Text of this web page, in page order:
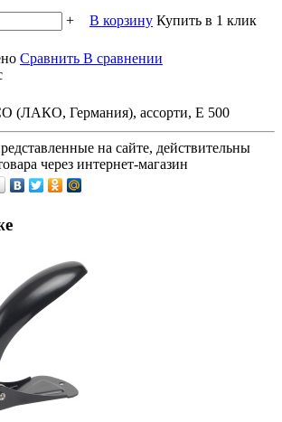
+ В корзину Купить в 1 клик
Сравнить В сравнении
(ЛАКО, Германия), ассорти, E 500
на сайте, действительны
через интернет-магазин